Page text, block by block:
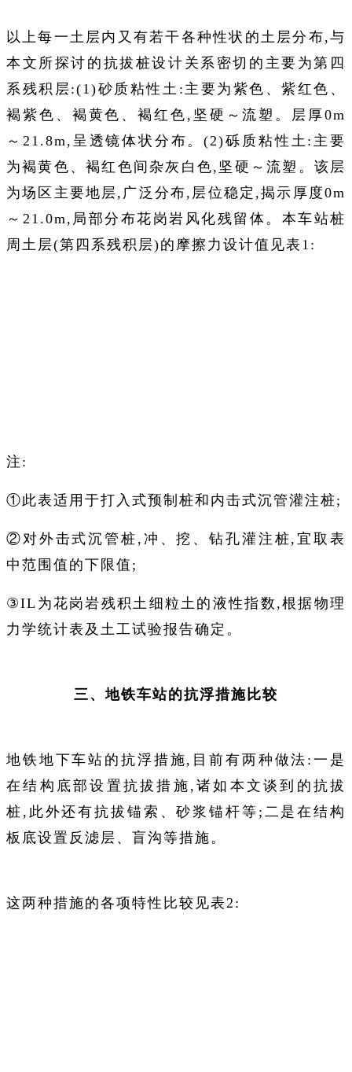
以上每一土层内又有若干各种性状的土层分布,与
本文所探讨的抗拔桩设计关系密切的主要为第四
系残积层:(1)砂质粘性土:主要为紫色、紫红色、
褐紫色、褐黄色、褐红色,坚硬～流塑。层厚0m
～21.8m,呈透镜体状分布。(2)砾质粘性土:主要
为褐黄色、褐红色间杂灰白色,坚硬～流塑。该层
为场区主要地层,广泛分布,层位稳定,揭示厚度0m
～21.0m,局部分布花岗岩风化残留体。本车站桩
周土层(第四系残积层)的摩擦力设计值见表1:
注:
①此表适用于打入式预制桩和内击式沉管灌注桩;
②对外击式沉管桩,冲、挖、钻孔灌注桩,宜取表
中范围值的下限值;
③IL为花岗岩残积土细粒土的液性指数,根据物理
力学统计表及土工试验报告确定。
三、地铁车站的抗浮措施比较
地铁地下车站的抗浮措施,目前有两种做法:一是
在结构底部设置抗拔措施,诸如本文谈到的抗拔
桩,此外还有抗拔锚索、砂浆锚杆等;二是在结构
板底设置反滤层、盲沟等措施。
这两种措施的各项特性比较见表2: